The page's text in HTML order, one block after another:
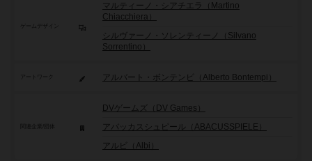
ゲームデザイン
マルティーノ・シアチエラ（Martino
Chiacchiera）
シルヴァーノ・ソレンティーノ（Silvano
Sorrentino）
アートワーク アルバート・ボンテンピ（Alberto Bontempi）
DVゲームズ（DV Games）
アバッカスシュピール（ABACUSSPIELE）
アルビ（Albi）